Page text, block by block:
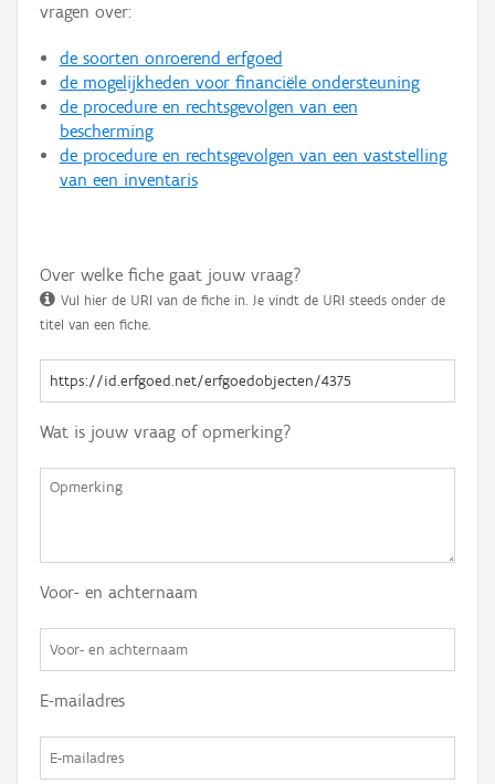
vragen over:
de soorten onroerend erfgoed
de mogelijkheden voor financiële ondersteuning
de procedure en rechtsgevolgen van een
bescherming
de procedure en rechtsgevolgen van een vaststelling
van een inventaris
Over welke fiche gaat jouw vraag?
Vul hier de URI van de fiche in. Je vindt de URI steeds onder de
titel van een fiche.
Wat is jouw vraag of opmerking?
Voor- en achternaam
E-mailadres